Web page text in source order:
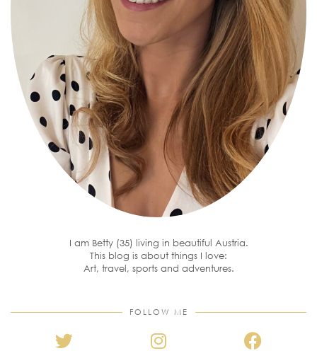
I am Betty (35) living in beautiful Austria.
This blog is about things I love:
Art, travel, sports and adventures.
FOLLOW ME